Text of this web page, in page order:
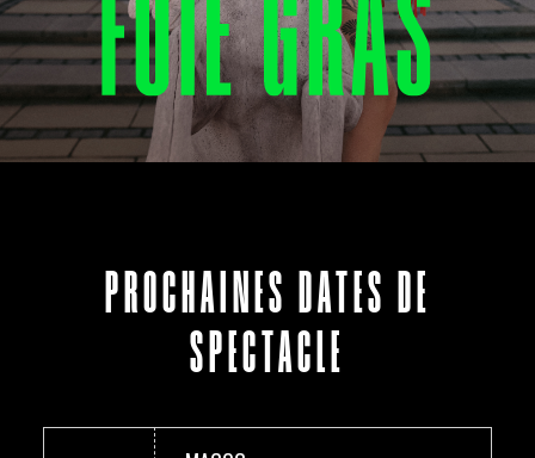
PROCHAINES DATES DE
SPECTACLE